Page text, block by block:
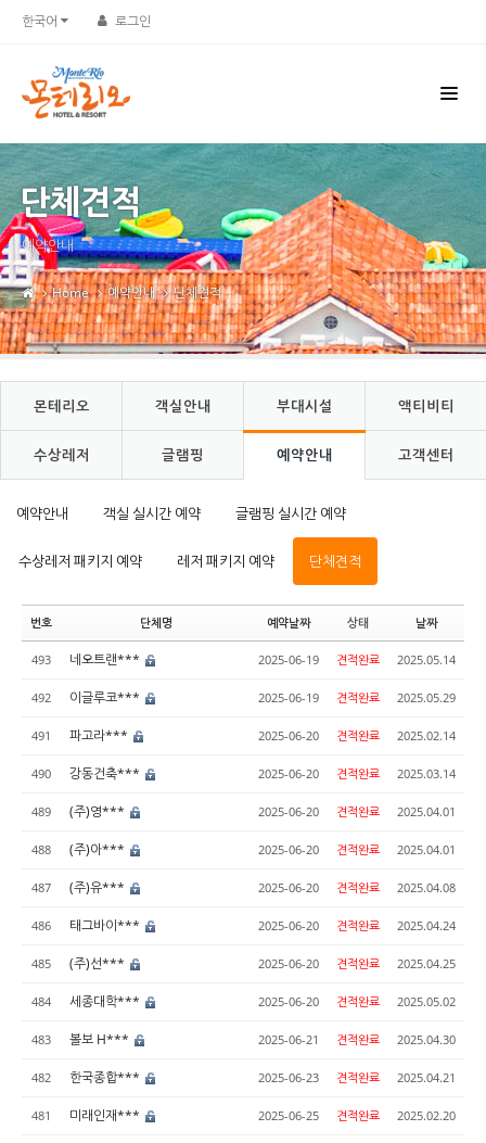
한국어 로그인
단체견적
예약안내
Home 예약안내 단체견적
몬테리오 객실안내 부대시설 액티비티
수상레저 글램핑 예약안내 고객센터
예약안내 객실 실시간 예약 글램핑 실시간 예약
수상레저 패키지 예약 레저 패키지 예약 단체견적
번호 단체명 예약날짜 상태 날짜
493 네오트랜*** 2025-06-19 견적완료 2025.05.14
492 이글루코*** 2025-06-19 견적완료 2025.05.29
491 파고라*** 2025-06-20 견적완료 2025.02.14
490 강동건축*** 2025-06-20 견적완료 2025.03.14
489 (주)영*** 2025-06-20 견적완료 2025.04.01
488 (주)아*** 2025-06-20 견적완료 2025.04.01
487 (주)유*** 2025-06-20 견적완료 2025.04.08
486 태그바이*** 2025-06-20 견적완료 2025.04.24
485 (주)선*** 2025-06-20 견적완료 2025.04.25
484 세종대학*** 2025-06-20 견적완료 2025.05.02
483 볼보 H*** 2025-06-21 견적완료 2025.04.30
482 한국종합*** 2025-06-23 견적완료 2025.04.21
481 미래인재*** 2025-06-25 견적완료 2025.02.20
Sketchbook5, 스케치북5